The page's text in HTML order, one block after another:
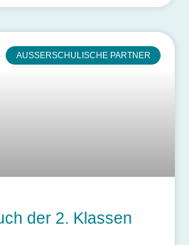
AUSSERSCHULISCHE PARTNER
der 2. Klassen